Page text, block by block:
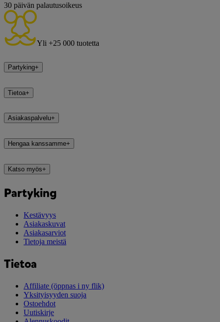
30 päivän palautusoikeus
Yli +25 000 tuotetta
Partyking+
Tietoa+
Asiakaspalvelu+
Hengaa kanssamme+
Katso myös+
Partyking
Kestävyys
Asiakaskuvat
Asiakasarviot
Tietoja meistä
Tietoa
Affiliate (öppnas i ny flik)
Yksityisyyden suoja
Ostoehdot
Uutiskirje